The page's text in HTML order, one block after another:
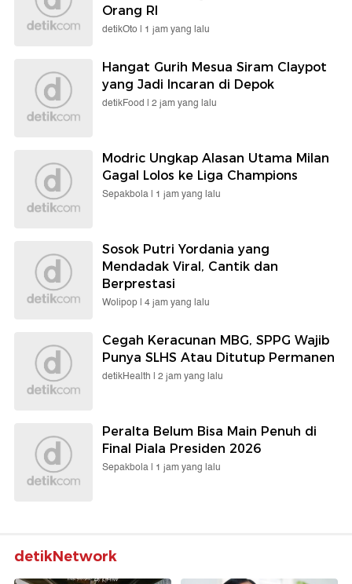
Orang RI
detikOto | 1 jam yang lalu
Hangat Gurih Mesua Siram Claypot
yang Jadi Incaran di Depok
detikFood | 2 jam yang lalu
Modric Ungkap Alasan Utama Milan
Gagal Lolos ke Liga Champions
Sepakbola | 1 jam yang lalu
Sosok Putri Yordania yang
Mendadak Viral, Cantik dan
Berprestasi
Wolipop | 4 jam yang lalu
Cegah Keracunan MBG, SPPG Wajib
Punya SLHS Atau Ditutup Permanen
detikHealth | 2 jam yang lalu
Peralta Belum Bisa Main Penuh di
Final Piala Presiden 2026
Sepakbola | 1 jam yang lalu
detikNetwork